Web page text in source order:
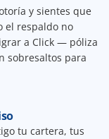
y sientes que
el respaldo no
a Click — póliza
sobresaltos para
tu cartera, tus